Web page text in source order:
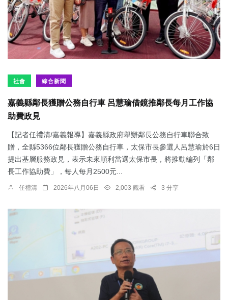
社會 綜合新聞
嘉義縣鄰長獲贈公務自行車 呂慧瑜借鏡推鄰長每月工作協
助費政見
【記者任禮清/嘉義報導】嘉義縣政府舉辦鄰長公務自行車聯合致
贈，全縣5366位鄰長獲贈公務自行車，太保市長參選人呂慧瑜於6日
提出基層服務政見，表示未來順利當選太保市長，將推動編列「鄰
長工作協助費」，每人每月2500元...
任禮清 2026年八月06日 2,003 觀看 3 分享